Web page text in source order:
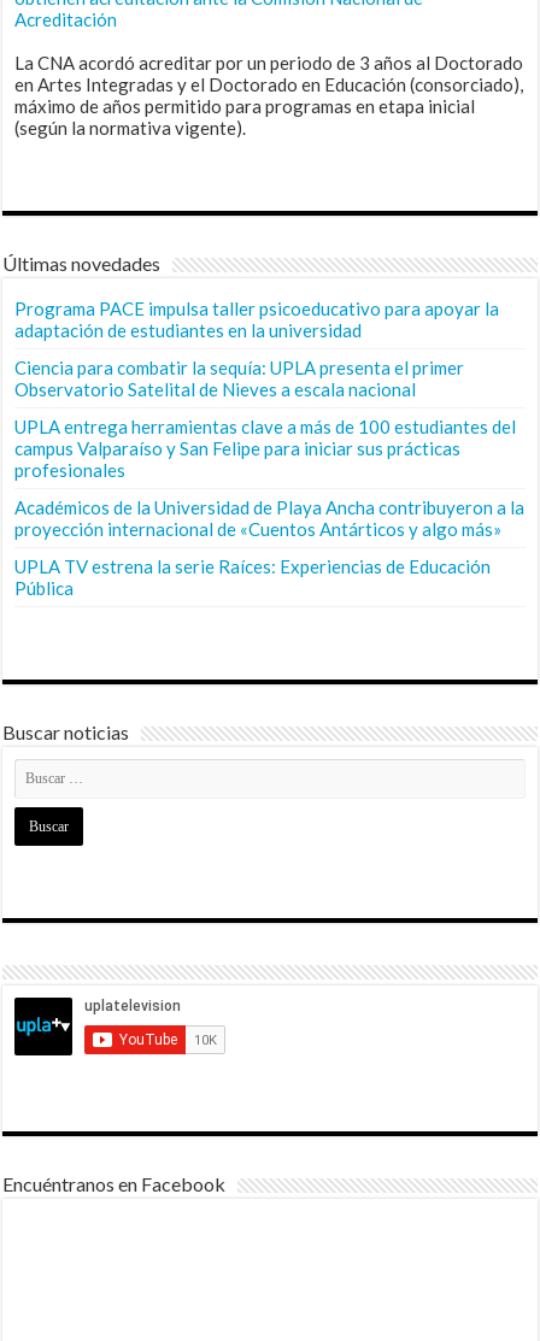
Acreditación
La CNA acordó acreditar por un periodo de 3 años al Doctorado
en Artes Integradas y el Doctorado en Educación (consorciado),
máximo de años permitido para programas en etapa inicial
(según la normativa vigente).
Últimas novedades
Programa PACE impulsa taller psicoeducativo para apoyar la
adaptación de estudiantes en la universidad
Ciencia para combatir la sequía: UPLA presenta el primer
Observatorio Satelital de Nieves a escala nacional
UPLA entrega herramientas clave a más de 100 estudiantes del
campus Valparaíso y San Felipe para iniciar sus prácticas
profesionales
Académicos de la Universidad de Playa Ancha contribuyeron a la
proyección internacional de «Cuentos Antárticos y algo más»
UPLA TV estrena la serie Raíces: Experiencias de Educación
Pública
Buscar noticias
Encuéntranos en Facebook